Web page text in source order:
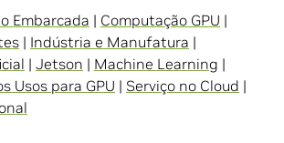
Embarcada | Computação GPU |
| Indústria e Manufatura |
| Jetson | Machine Learning |
Usos para GPU | Serviço no Cloud |